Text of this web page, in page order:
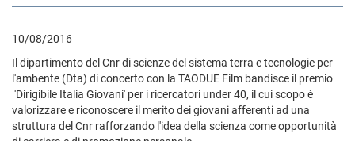
10/08/2016
Il dipartimento del Cnr di scienze del sistema terra e tecnologie per
l'ambente (Dta) di concerto con la TAODUE Film bandisce il premio
'Dirigibile Italia Giovani' per i ricercatori under 40, il cui scopo è
valorizzare e riconoscere il merito dei giovani afferenti ad una
struttura del Cnr rafforzando l'idea della scienza come opportunità